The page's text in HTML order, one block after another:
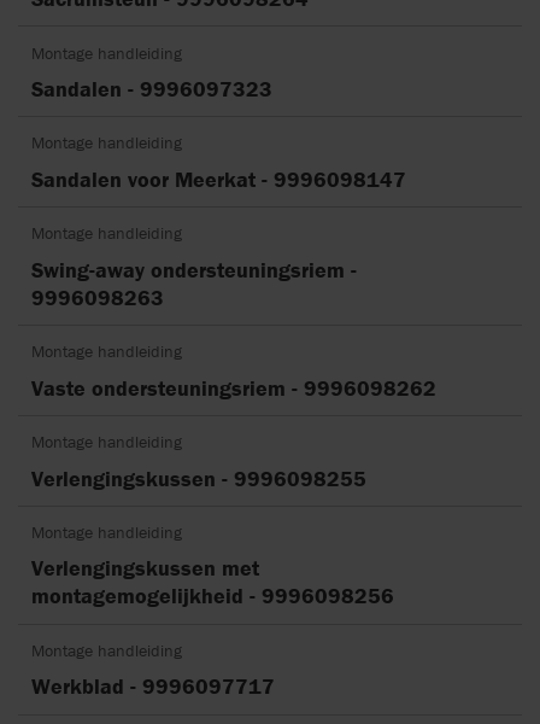
Montage handleiding
Sandalen - 9996097323
Montage handleiding
Sandalen voor Meerkat - 9996098147
Montage handleiding
Swing-away ondersteuningsriem -
9996098263
Montage handleiding
Vaste ondersteuningsriem - 9996098262
Montage handleiding
Verlengingskussen - 9996098255
Montage handleiding
Verlengingskussen met
montagemogelijkheid - 9996098256
Montage handleiding
Werkblad - 9996097717